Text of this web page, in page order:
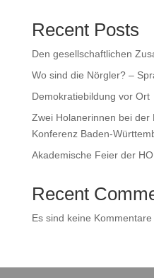
Recent Posts
Den gesellschaftlichen
Wo sind die Nörgler? –
Demokratiebildung vor Ort
Zwei Holanerinnen bei der
Konferenz Baden-
Akademische Feier der
Recent
Es sind keine Kommentare